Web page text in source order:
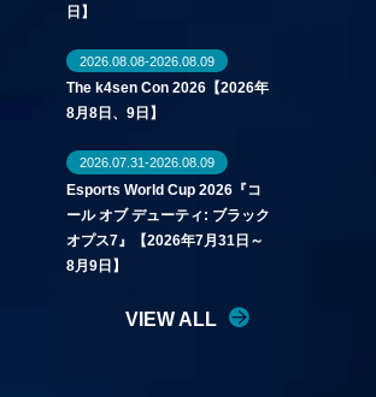
日】
2026.08.08-2026.08.09
The k4sen Con 2026【2026年
8月8日、9日】
2026.07.31-2026.08.09
Esports World Cup 2026『コ
ール オブ デューティ: ブラック
オプス7』【2026年7月31日～
8月9日】
VIEW ALL